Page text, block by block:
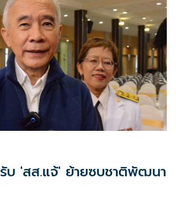
นในวันที่ 3-5 ม.ค.67 อย่างพร้อมเพรียง
บ 'สส.แจ้' ย้ายซบชาติพัฒนา